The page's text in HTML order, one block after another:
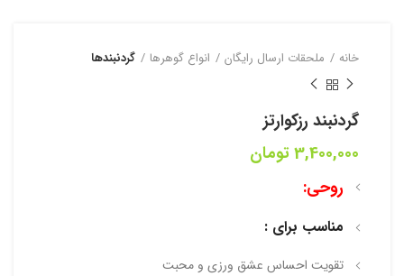
خانه ملحقات ارسال رایگان انواع گوهرها گردنبند‌‌ها
گردنبند رزکوارتز
3,400,000تومان
روحی:
مناسب برای :
تقویت احساس عشق ورزی و محبت